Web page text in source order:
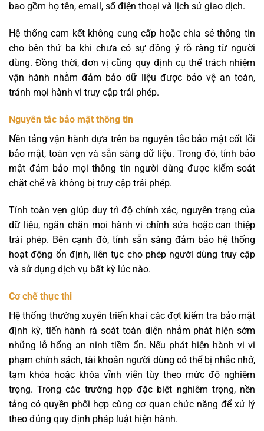
bao gồm họ tên, email, số điện thoại và lịch sử giao dịch.
Hệ thống cam kết không cung cấp hoặc chia sẻ thông tin
cho bên thứ ba khi chưa có sự đồng ý rõ ràng từ người
dùng. Đồng thời, đơn vị cũng quy định cụ thể trách nhiệm
vận hành nhằm đảm bảo dữ liệu được bảo vệ an toàn,
tránh mọi hành vi truy cập trái phép.
Nguyên tắc bảo mật thông tin
Nền tảng vận hành dựa trên ba nguyên tắc bảo mật cốt lõi
bảo mật, toàn vẹn và sẵn sàng dữ liệu. Trong đó, tính bảo
mật đảm bảo mọi thông tin người dùng được kiểm soát
chặt chẽ và không bị truy cập trái phép.
Tính toàn vẹn giúp duy trì độ chính xác, nguyên trạng của
dữ liệu, ngăn chặn mọi hành vi chỉnh sửa hoặc can thiệp
trái phép. Bên cạnh đó, tính sẵn sàng đảm bảo hệ thống
hoạt động ổn định, liên tục cho phép người dùng truy cập
và sử dụng dịch vụ bất kỳ lúc nào.
Cơ chế thực thi
Hệ thống thường xuyên triển khai các đợt kiểm tra bảo mật
định kỳ, tiến hành rà soát toàn diện nhằm phát hiện sớm
những lỗ hổng an ninh tiềm ẩn. Nếu phát hiện hành vi vi
phạm chính sách, tài khoản người dùng có thể bị nhắc nhở,
tạm khóa hoặc khóa vĩnh viễn tùy theo mức độ nghiêm
trọng. Trong các trường hợp đặc biệt nghiêm trọng, nền
tảng có quyền phối hợp cùng cơ quan chức năng để xử lý
theo đúng quy định pháp luật hiện hành.